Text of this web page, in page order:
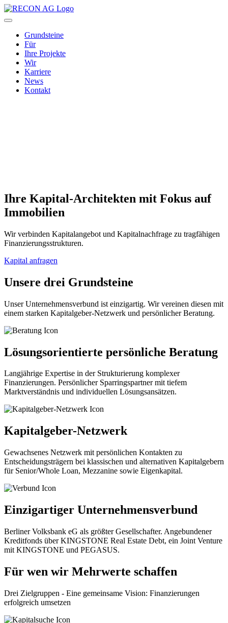
Grundsteine
Für
Ihre Projekte
Wir
Karriere
News
Kontakt
Ihre Kapital-Architekten mit Fokus auf
Immobilien
Wir verbinden Kapitalangebot und Kapitalnachfrage zu tragfähigen
Finanzierungsstrukturen.
Kapital anfragen
Unsere drei Grundsteine
Unser Unternehmensverbund ist einzigartig. Wir vereinen diesen mit
einem starken Kapitalgeber-Netzwerk und persönlicher Beratung.
Lösungsorientierte persönliche Beratung
Langjährige Expertise in der Strukturierung komplexer
Finanzierungen. Persönlicher Sparringspartner mit tiefem
Marktverständnis und individuellen Lösungsansätzen.
Kapitalgeber-Netzwerk
Gewachsenes Netzwerk mit persönlichen Kontakten zu
Entscheidungsträgern bei klassischen und alternativen Kapitalgebern
für Senior/Whole Loan, Mezzanine sowie Eigenkapital.
Einzigartiger Unternehmensverbund
Berliner Volksbank eG als größter Gesellschafter. Angebundener
Kreditfonds über KINGSTONE Real Estate Debt, ein Joint Venture
mit KINGSTONE und PEGASUS.
Für wen wir Mehrwerte schaffen
Drei Zielgruppen - Eine gemeinsame Vision: Finanzierungen
erfolgreich umsetzen